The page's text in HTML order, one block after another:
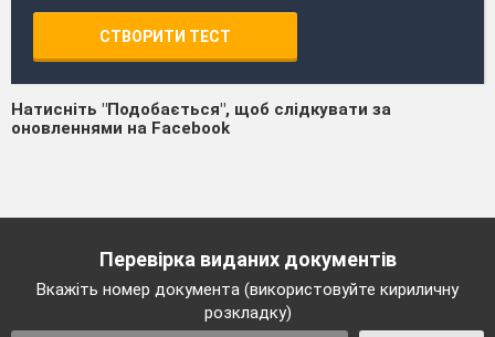
СТВОРИТИ ТЕСТ
Натисніть "Подобається", щоб слідкувати за
оновленнями на Facebook
Перевірка виданих документів
Вкажіть номер документа (використовуйте кириличну
розкладку)